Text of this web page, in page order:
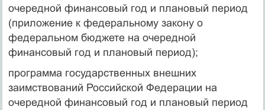
очередной финансовый год и плановый период
(приложение к федеральному закону о
федеральном бюджете на очередной
финансовый год и плановый период);
программа государственных внешних
заимствований Российской Федерации на
очередной финансовый год и плановый период